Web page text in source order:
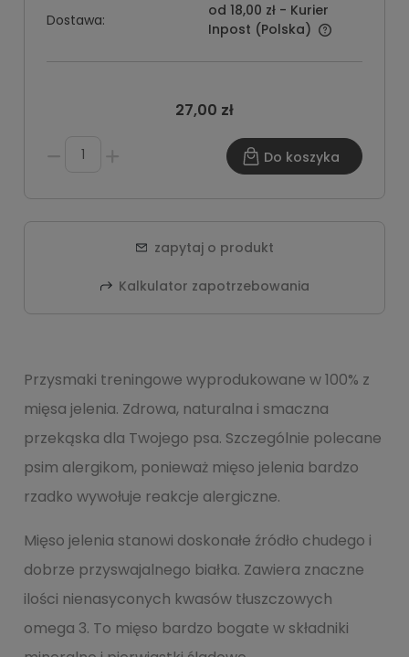
Dostawa:
od 18,00 zł - Kurier
Inpost (Polska)
27,00 zł
Do koszyka
zapytaj o produkt
Kalkulator zapotrzebowania
Przysmaki treningowe wyprodukowane w 100% z
mięsa jelenia. Zdrowa, naturalna i smaczna
przekąska dla Twojego psa. Szczególnie polecane
psim alergikom, ponieważ mięso jelenia bardzo
rzadko wywołuje reakcje alergiczne.
Mięso jelenia stanowi doskonałe źródło chudego i
dobrze przyswajalnego białka. Zawiera znaczne
ilości nienasyconych kwasów tłuszczowych
omega 3. To mięso bardzo bogate w składniki